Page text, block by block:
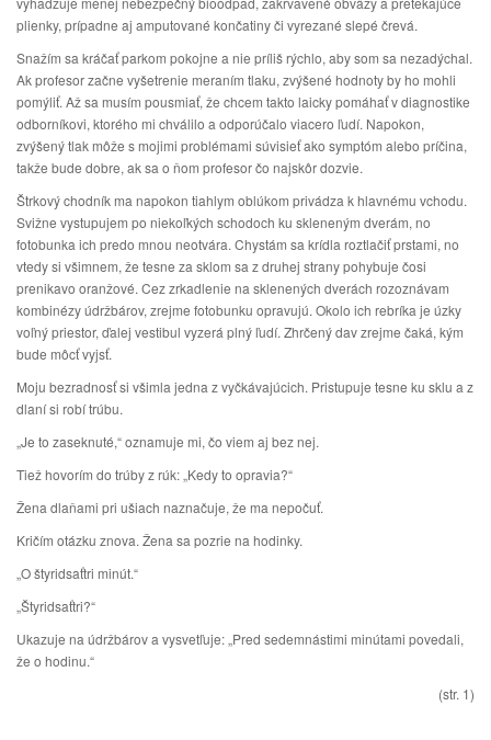
plienky, prípadne aj amputované končatiny či vyrezané slepé črevá.
Snažím sa kráčať parkom pokojne a nie príliš rýchlo, aby som sa nezadýchal.
Ak profesor začne vyšetrenie meraním tlaku, zvýšené hodnoty by ho mohli
pomýliť. Až sa musím pousmiať, že chcem takto laicky pomáhať v diagnostike
odborníkovi, ktorého mi chválilo a odporúčalo viacero ľudí. Napokon,
zvýšený tlak môže s mojimi problémami súvisieť ako symptóm alebo príčina,
takže bude dobre, ak sa o ňom profesor čo najskôr dozvie.
Štrkový chodník ma napokon tiahlym oblúkom privádza k hlavnému vchodu.
Svižne vystupujem po niekoľkých schodoch ku skleneným dverám, no
fotobunka ich predo mnou neotvára. Chystám sa krídla roztlačiť prstami, no
vtedy si všimnem, že tesne za sklom sa z druhej strany pohybuje čosi
prenikavo oranžové. Cez zrkadlenie na sklenených dverách rozoznávam
kombinézy údržbárov, zrejme fotobunku opravujú. Okolo ich rebríka je úzky
voľný priestor, ďalej vestibul vyzerá plný ľudí. Zhrčený dav zrejme čaká, kým
bude môcť vyjsť.
Moju bezradnosť si všimla jedna z vyčkávajúcich. Pristupuje tesne ku sklu a z
dlaní si robí trúbu.
„Je to zaseknuté,“ oznamuje mi, čo viem aj bez nej.
Tiež hovorím do trúby z rúk: „Kedy to opravia?“
Žena dlaňami pri ušiach naznačuje, že ma nepočuť.
Kričím otázku znova. Žena sa pozrie na hodinky.
„O štyridsaťtri minút.“
„Štyridsaťtri?“
Ukazuje na údržbárov a vysvetľuje: „Pred sedemnástimi minútami povedali,
že o hodinu.“
(str. 1)